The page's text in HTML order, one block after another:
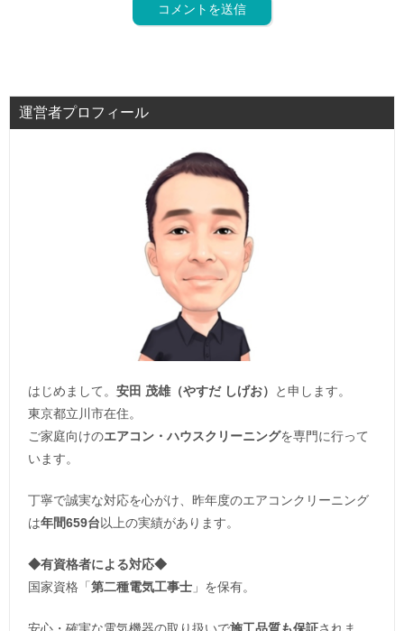
運営者プロフィール
はじめまして。 安田 茂雄（やすだ しげお）
と申します。
東京都立川市在住。
ご家庭向けのエアコン・ハウスクリーニングを専門に行って
います。
丁寧で誠実な対応を心がけ、昨年度のエアコンクリーニング
は年間659台以上の実績があります。
◆有資格者による対応◆
国家資格「 第二種電気工事士 」を保有。
安心・確実な電気機器の取り扱いで施工品質も保証されま